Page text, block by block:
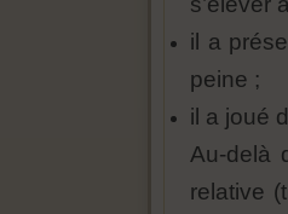
il a
peine ;
il a joué
Au-delà
relative